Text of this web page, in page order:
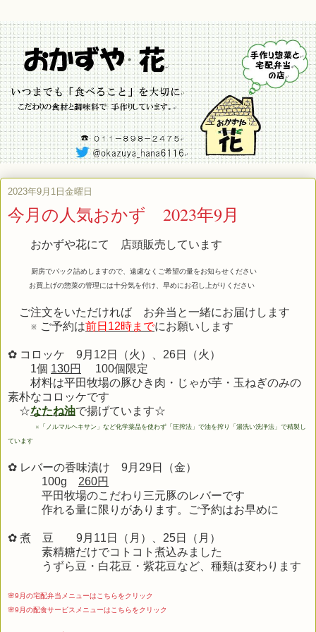
2023年9月1日金曜日
今月の人気おかず 2023年9月
おかずや花にて 店頭販売しています
厨房でパック詰めしますので、遠慮なくご希望の量をお知らせください
お買上げの惣菜の管理には十分気を付け、早めにお召し上がりください
ご注文をいただければ お弁当と一緒にお届けします
※ ご予約は前日12時までにお願いします
✿ コロッケ 9月12日（火）、26日（火）
1個 130円
100個限定
材料は平田牧場の豚ひき肉・じゃが芋・玉ねぎのみの
素朴なコロッケです
☆なたね油で揚げています☆
※ 「ノルマルヘキサン」など化学薬品を使わず「圧搾法」で油を搾り「湯洗い洗浄法」で精製し
ています
✿ レバーの香味漬け 9月29日（金）
100g 260円
平田牧場のこだわり三元豚のレバーです
作れる量に限りがあります。ご予約はお早めに
✿ 煮 豆 9月11 日（月）、25日（月）
素精糖だけでコトコト煮込みました
うずら豆・白花豆・紫花豆など、種類は変わります
🌸9月の宅配弁当メニューはこちらをクリック
🌸9月の配食サービスメニューはこちらをクリック